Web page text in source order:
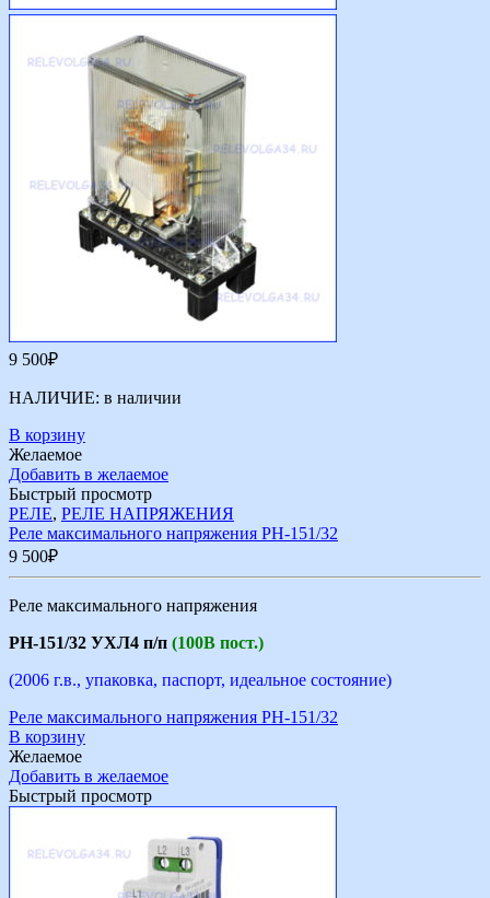
9 500₽
НАЛИЧИЕ: в наличии
В корзину
Желаемое
Добавить в желаемое
Быстрый просмотр
РЕЛЕ, РЕЛЕ НАПРЯЖЕНИЯ
Реле максимального напряжения РН-151/32
9 500₽
Реле максимального напряжения
РН-151/32 УХЛ4 п/п (100В пост.)
(2006 г.в., упаковка, паспорт, идеальное состояние)
Реле максимального напряжения РН-151/32
В корзину
Желаемое
Добавить в желаемое
Быстрый просмотр